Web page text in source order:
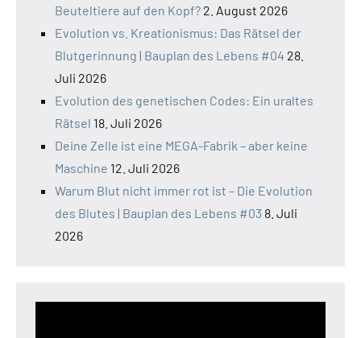
Beuteltiere auf den Kopf? 2. August 2026
Evolution vs. Kreationismus: Das Rätsel der
Blutgerinnung | Bauplan des Lebens #04 28.
Juli 2026
Evolution des genetischen Codes: Ein uraltes
Rätsel 18. Juli 2026
Deine Zelle ist eine MEGA-Fabrik – aber keine
Maschine 12. Juli 2026
Warum Blut nicht immer rot ist – Die Evolution
des Blutes | Bauplan des Lebens #03 8. Juli
2026